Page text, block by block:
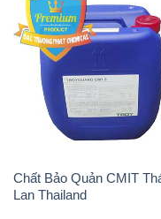
Chất Bảo Quản CMIT
Lan Thailand